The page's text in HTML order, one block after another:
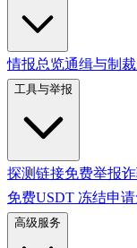
情报总览通缉与制裁
工具与举报
探测链接免费举报
免费USDT 冻结申请
高级服务